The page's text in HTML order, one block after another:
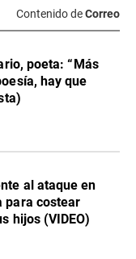
Contenido deCorreo
poeta: “Más
hay que
al ataque en
para costear
hijos (VIDEO)